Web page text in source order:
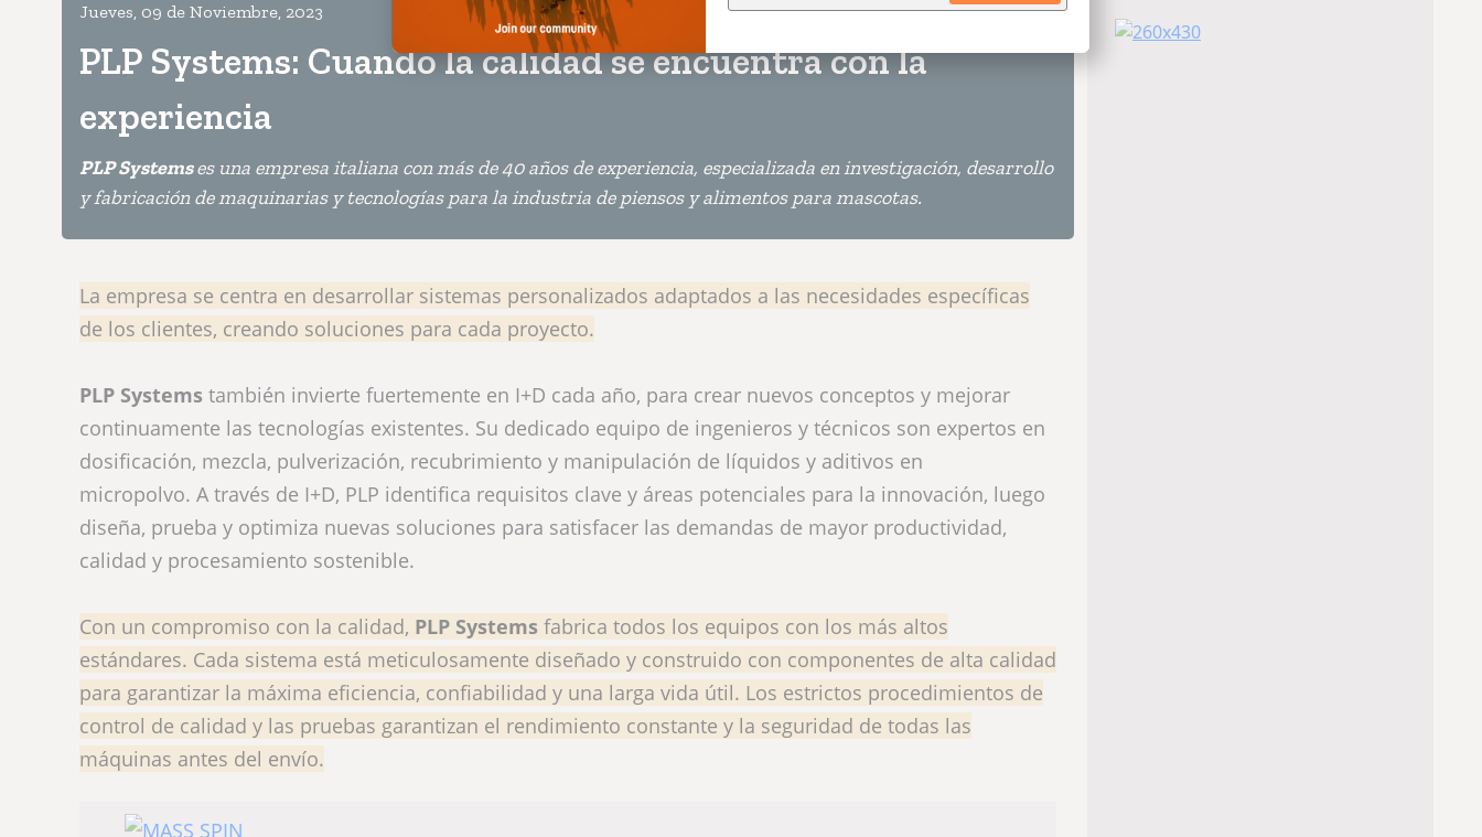
Jueves, 09 de Noviembre, 2023
PLP Systems: Cuando la calidad se encuentra con la
experiencia
PLP Systemses una empresa italiana con más de 40 años de experiencia, especializada en investigación, desarrollo
y fabricación de maquinarias y tecnologías para la industria de piensos y alimentos para mascotas.
La empresa se centra en desarrollar sistemas personalizados adaptados a las necesidades específicas
de los clientes, creando soluciones para cada proyecto.
PLP Systems también invierte fuertemente en I+D cada año, para crear nuevos conceptos y mejorar
continuamente las tecnologías existentes. Su dedicado equipo de ingenieros y técnicos son expertos en
dosificación, mezcla, pulverización, recubrimiento y manipulación de líquidos y aditivos en
micropolvo. A través de I+D, PLP identifica requisitos clave y áreas potenciales para la innovación, luego
diseña, prueba y optimiza nuevas soluciones para satisfacer las demandas de mayor productividad,
calidad y procesamiento sostenible.
Con un compromiso con la calidad, PLP Systems fabrica todos los equipos con los más altos
estándares. Cada sistema está meticulosamente diseñado y construido con componentes de alta calidad
para garantizar la máxima eficiencia, confiabilidad y una larga vida útil. Los estrictos procedimientos de
control de calidad y las pruebas garantizan el rendimiento constante y la seguridad de todas las
máquinas antes del envío.